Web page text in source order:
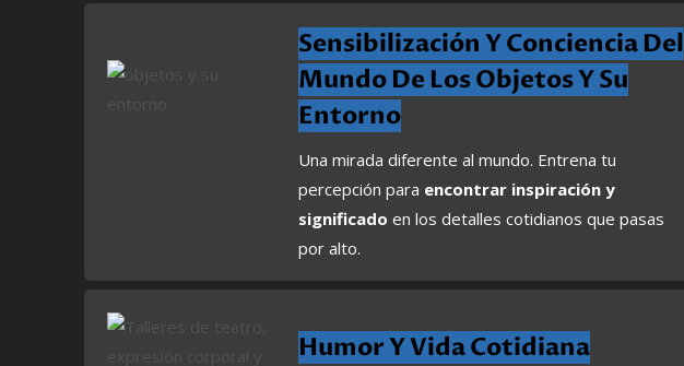
Sensibilización Y Conciencia Del
Mundo De Los Objetos Y Su
Entorno
Una mirada diferente al mundo. Entrena tu
percepción para encontrar inspiración y
significado en los detalles cotidianos que pasas
por alto.
Humor Y Vida Cotidiana